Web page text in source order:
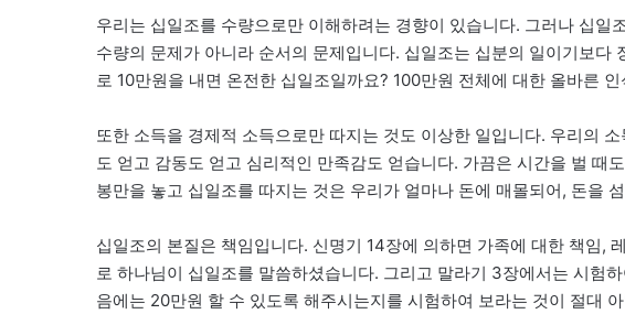
우리는 십일조를 수량으로만 이해하려는 경향이 있습니다. 그러나 십일
수량의 문제가 아니라 순서의 문제입니다. 십일조는 십분의 일이기보다
로 10만원을 내면 온전한 십일조일까요? 100만원 전체에 대한 올바른
또한 소득을 경제적 소득으로만 따지는 것도 이상한 일입니다. 우리의
도 얻고 감동도 얻고 심리적인 만족감도 얻습니다. 가끔은 시간을 벌 때
봉만을 놓고 십일조를 따지는 것은 우리가 얼마나 돈에 매몰되어, 돈을
십일조의 본질은 책임입니다. 신명기 14장에 의하면 가족에 대한 책임,
로 하나님이 십일조를 말씀하셨습니다. 그리고 말라기 3장에서는 시험
음에는 20만원 할 수 있도록 해주시는지를 시험하여 보라는 것이 절대